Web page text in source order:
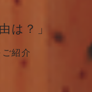
は？」
紹介